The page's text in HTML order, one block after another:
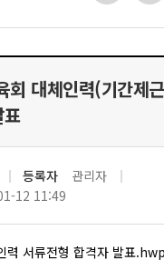
회 대체인력(기간제
등록자
관리자
12 11:49
력 서류전형 합격자 발표